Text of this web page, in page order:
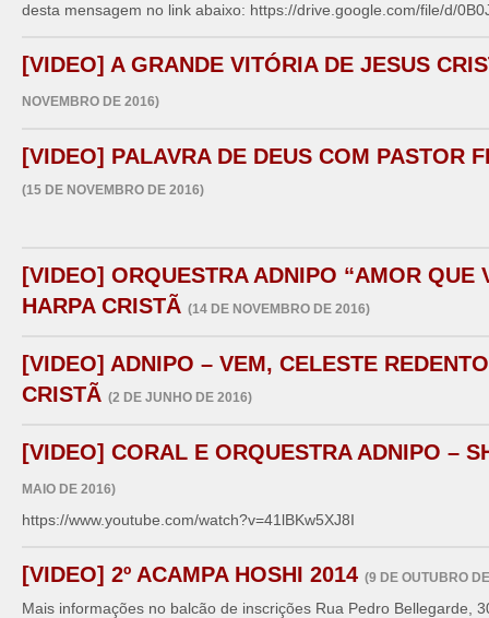
desta mensagem no link abaixo: https://drive.google.com/file/d/
[VIDEO] A GRANDE VITÓRIA DE JESUS
NOVEMBRO DE 2016)
[VIDEO] PALAVRA DE DEUS COM PASTOR
(15 DE NOVEMBRO DE 2016)
[VIDEO] ORQUESTRA ADNIPO “AMOR QUE
HARPA CRISTÃ (14 DE NOVEMBRO DE 2016)
[VIDEO] ADNIPO – VEM, CELESTE
CRISTÃ (2 DE JUNHO DE 2016)
[VIDEO] CORAL E ORQUESTRA ADNIPO –
MAIO DE 2016)
https://www.youtube.com/watch?v=41lBKw5XJ8I
[VIDEO] 2º ACAMPA HOSHI 2014 (9 DE OUTUBRO
Mais informações no balcão de inscrições Rua Pedro Bellegarde,